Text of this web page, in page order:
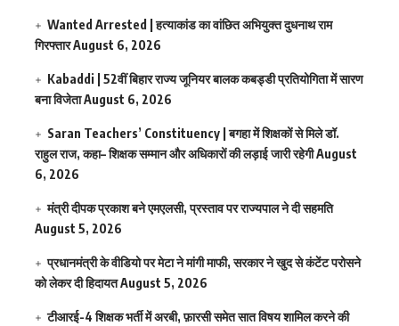
Wanted Arrested | हत्याकांड का वांछित अभियुक्त दुधनाथ राम
गिरफ्तारAugust 6, 2026
Kabaddi | 52वीं बिहार राज्य जूनियर बालक कबड्डी प्रतियोगिता में सारण
बना विजेताAugust 6, 2026
Saran Teachers’ Constituency | बगहा में शिक्षकों से मिले डॉ.
राहुल राज, कहा– शिक्षक सम्मान और अधिकारों की लड़ाई जारी रहेगीAugust
6, 2026
मंत्री दीपक प्रकाश बने एमएलसी, प्रस्ताव पर राज्यपाल ने दी सहमति
August 5, 2026
प्रधानमंत्री के वीडियो पर मेटा ने मांगी माफी, सरकार ने खुद से कंटेंट परोसने
को लेकर दी हिदायतAugust 5, 2026
टीआरई-4 शिक्षक भर्ती में अरबी, फ़ारसी समेत सात विषय शामिल करने की